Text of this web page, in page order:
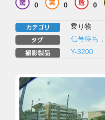
0 0 0
乗り物
信号待ち ,
Y-3200